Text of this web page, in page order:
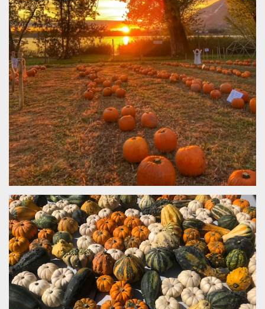
confianza y
anular cualquier
restricción de
seguridad
basada en la
dirección IP del
visitante. Es
esencial para
apoyar las
funciones de
seguridad de un
sitio web y
proporcionar
protección
contra visitantes
maliciosos.
wordpress_test_cookie
Automattic
Inc.
.oooh.events
Sesión
Se utiliza en
sitios creados
con Wordpress.
Comprueba si el
navegador tiene
habilitadas las
cookies
PHPSESSID
PHP.net
oooh.events
Sesión
Cookie
generada por
aplicaciones
basadas en el
lenguaje PHP.
Este es un
identificador de
propósito
general que se
utiliza para
mantener las
variables de